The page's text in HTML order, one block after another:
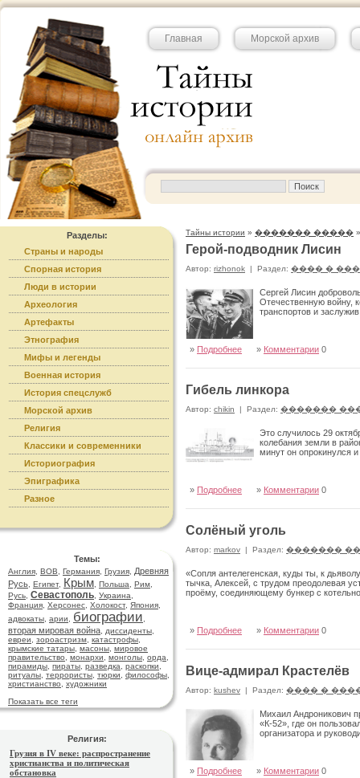
Главная Морской архив
Разделы:
Страны и народы
Спорная история
Люди в истории
Археология
Артефакты
Этнография
Мифы и легенды
Военная история
История спецслужб
Морской архив
Религия
Классики и современники
Историография
Эпиграфика
Разное
Темы:
Англия ВОВ Германия Грузия
Древняя
Русь Египет, Крым Польша Рим
Русь Севастополь Украина
Франция Херсонес Холокост, Япония
адвокаты арии биографии
вторая мировая война диссиденты
евреи
зороастризм катастрофы
крымские татары масоны мировое
правительство
монархи монголы орда
пирамиды пираты разведка раскопки
ритуалы террористы тюрки философы
христианство
художники
Показать все теги
Религия:
Грузия в IV веке: распространение
христианства и политическая
обстановка
Тайны истории » ������� �����
Герой-подводник Лисин
Автор: rizhonok | Раздел: ���� �
Сергей Лисин
Отечественную войну,
транспортов и
» Подробнее » Комментарии 0
Гибель линкора
Автор: chikin | Раздел: �������
Это случилось 29
колебания земли в
минут он опрокинулся
» Подробнее » Комментарии 0
Солёный уголь
Автор: markov | Раздел: �������
«Сопля антелегенская, куды ты, к
тычка, Алексей, с трудом преодолевая
проёму, соединяющему бункер с
» Подробнее » Комментарии 0
Вице-адмирал Крастелёв
Автор: kushev | Раздел: ���� �
Михаил Андроникович
«К-52», где он
организатора и
» Подробнее » Комментарии 0